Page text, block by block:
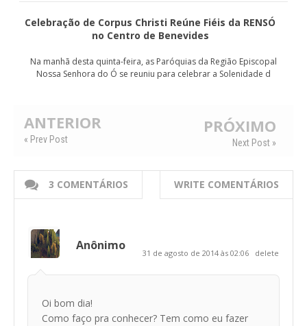
Celebração de Corpus Christi Reúne Fiéis da RENSÓ
no Centro de Benevides
Na manhã desta quinta-feira, as Paróquias da Região Episcopal
Nossa Senhora do Ó se reuniu para celebrar a Solenidade d
ANTERIOR
« Prev Post
PRÓXIMO
Next Post »
3 COMENTÁRIOS WRITE COMENTÁRIOS
Anônimo
31 de agosto de 2014 às 02:06 delete
Oi bom dia!
Como faço pra conhecer? Tem como eu fazer